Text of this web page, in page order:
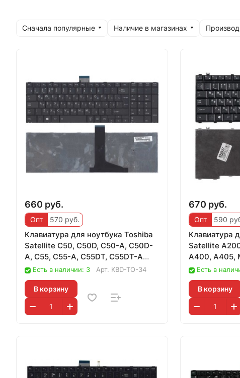
Сначала популярные Наличие в магазинах
660 руб.
Опт 570 руб.
Клавиатура для ноутбука Toshiba
Satellite C50, C50D, C50-A, C50D-
A, C55, C55-A, C55DT, C55DT-A
черна
Есть в наличии: 3 Арт. KBD-TO-34
В корзину
670 руб.
Опт 590
Клавиатура
Satellite
A400, A405,
M305
Есть в
В корзину